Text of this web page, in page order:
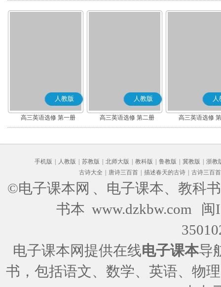
人教版
高三英语选修 第一册
人教版
高三英语选修 第二册
人
高三英语选修
手机版 人教版 苏教版 北师大版 教科版 鲁教版 冀教版
浙教
古诗大全
唐诗三百首 描述春天的古诗 古诗三百首
©电子课本网 、电子课本、教科
书本 www.dzkbw.com
闽
电子课本网提供在线电子课本导
书，包括语文、数学、英语、物